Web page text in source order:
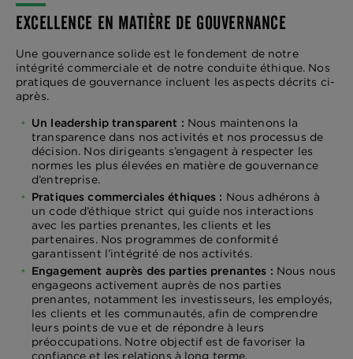
EXCELLENCE EN MATIÈRE DE GOUVERNANCE
Une gouvernance solide est le fondement de notre
intégrité commerciale et de notre conduite éthique. Nos
pratiques de gouvernance incluent les aspects décrits ci-
après.
Un leadership transparent : Nous maintenons la
transparence dans nos activités et nos processus de
décision. Nos dirigeants s’engagent à respecter les
normes les plus élevées en matière de gouvernance
d’entreprise.
Pratiques commerciales éthiques : Nous adhérons à
un code d’éthique strict qui guide nos interactions
avec les parties prenantes, les clients et les
partenaires. Nos programmes de conformité
garantissent l’intégrité de nos activités.
Engagement auprès des parties prenantes : Nous nous
engageons activement auprès de nos parties
prenantes, notamment les investisseurs, les employés,
les clients et les communautés, afin de comprendre
leurs points de vue et de répondre à leurs
préoccupations. Notre objectif est de favoriser la
confiance et les relations à long terme.